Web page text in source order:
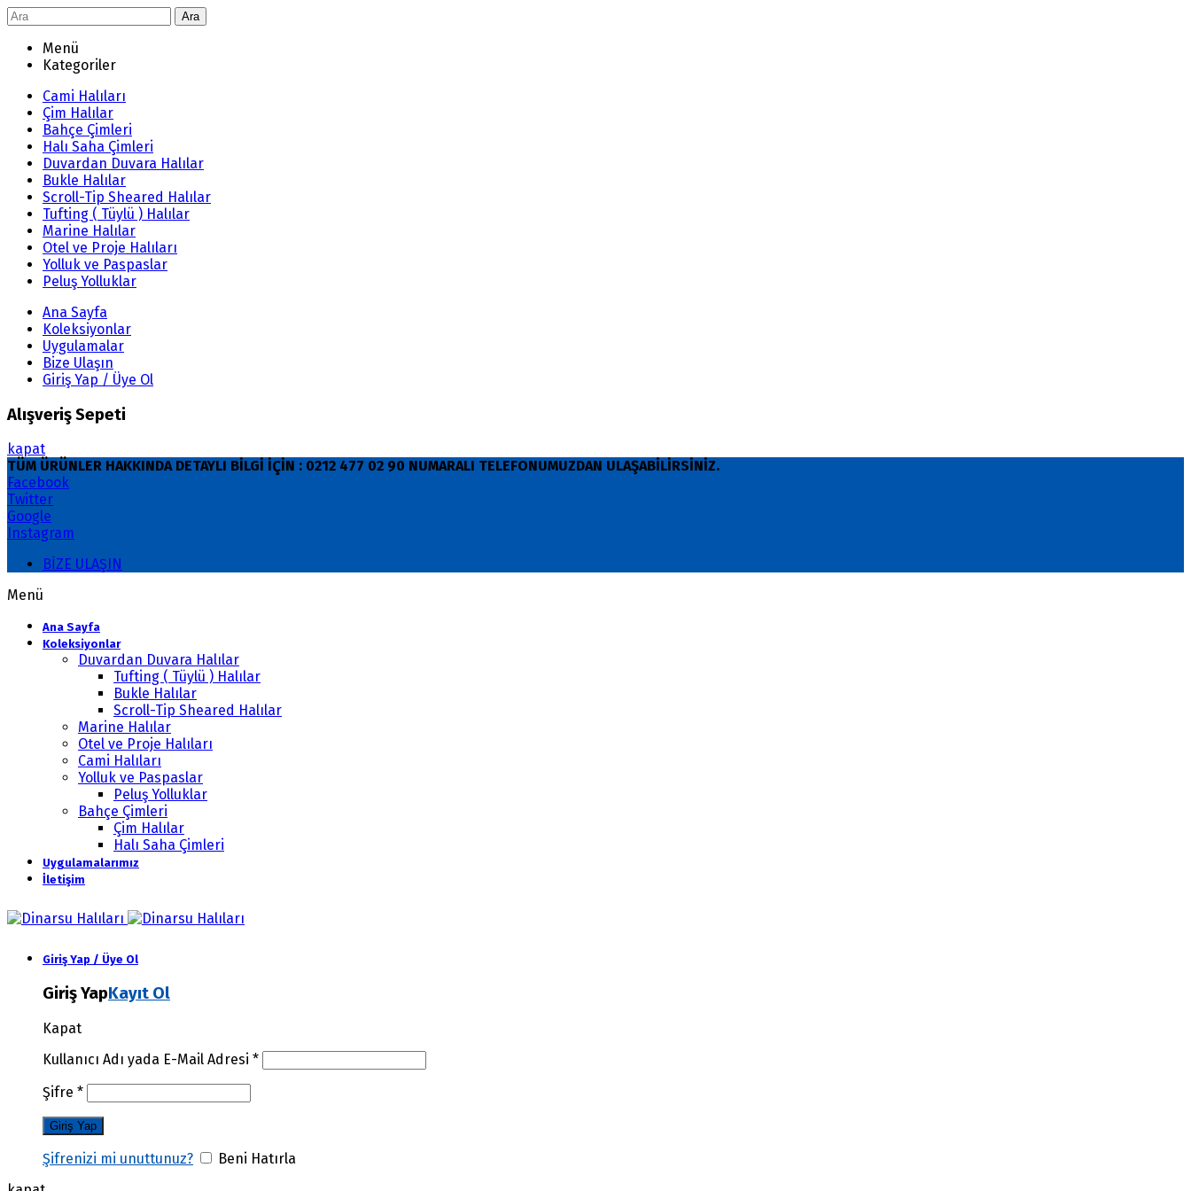
Ara
Menü
Kategoriler
Cami Halıları
Çim Halılar
Bahçe Çimleri
Halı Saha Çimleri
Duvardan Duvara Halılar
Bukle Halılar
Scroll-Tip Sheared Halılar
Tufting ( Tüylü ) Halılar
Marine Halılar
Otel ve Proje Halıları
Yolluk ve Paspaslar
Peluş Yolluklar
Ana Sayfa
Koleksiyonlar
Uygulamalar
Bize Ulaşın
Giriş Yap / Üye Ol
Alışveriş Sepeti
kapat
TÜM ÜRÜNLER HAKKINDA DETAYLI BİLGİ İÇİN : 0212 477 02 90 NUMARALI TELEFONUMUZDAN ULAŞABİLİRSİNİZ.
Facebook
Twitter
Google
Instagram
BİZE ULAŞIN
Menü
Ana Sayfa
Koleksiyonlar
Duvardan Duvara Halılar
Tufting ( Tüylü ) Halılar
Bukle Halılar
Scroll-Tip Sheared Halılar
Marine Halılar
Otel ve Proje Halıları
Cami Halıları
Yolluk ve Paspaslar
Peluş Yolluklar
Bahçe Çimleri
Çim Halılar
Halı Saha Çimleri
Uygulamalarımız
İletişim
Giriş Yap / Üye Ol
Giriş YapKayıt Ol
Kapat
Kullanıcı Adı yada E-Mail Adresi *
Şifre *
Şifrenizi mi unuttunuz?
Beni Hatırla